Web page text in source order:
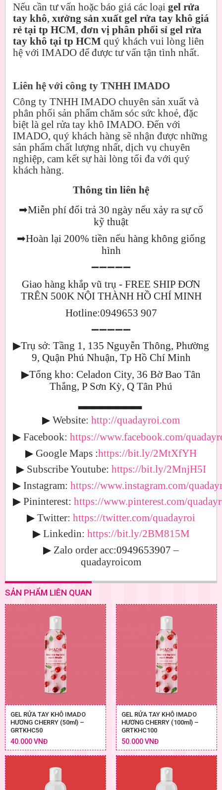
Nếu cần tư vấn hoặc báo giá các loại gel rửa
tay khô, xưởng sản xuất gel rửa tay khô giá
rẻ tại tp HCM, đơn vị phân phối sỉ gel rửa
tay khô tại tp HCM quý khách vui lòng liên
hệ với IMADO để được tư vấn tận tình nhất.
Liên hệ với công ty TNHH IMADO
Công ty TNHH IMADO chuyên sản xuất và
phân phối sản phẩm chăm sóc sức khoẻ, đặc
biệt là gel rửa tay khô IMADO. Đến với
IMADO, quý khách hàng sẽ nhận được những
sản phẩm chất lượng nhất, dịch vụ chuyên
nghiệp, cam kết sự hài lòng tối đa với quý
khách hàng.
Thông tin liên hệ
➡Miễn phí đổi trả 30 ngày nếu xảy ra sự cố
kỹ thuật
➡Hoàn lại 200% tiền nếu hàng không giống
hình
➖➖➖➖➖
Giao hàng khắp vũ trụ - FREE SHIP ĐƠN
TRÊN 500K NỘI THÀNH HỒ CHÍ MINH
Hotline:0949653 907
➖➖➖➖➖
▶Trụ sở: Tầng 1, 135 Nguyễn Thông, Phường
9, Quận Phú Nhuận, Tp Hồ Chí Minh
▶Tổng kho: Celadon City, 36 Bờ Bao Tân
Thắng, P Sơn Kỳ, Q Tân Phú
▂▂▂▂▂▂▂▂
▶ Website: http://quadayroi.com
▶ Facebook: https://www.facebook.com/
▶ Google Maps :https://bit.ly/2MtXfYH
▶ Subscribe Youtube: https://bit.ly/2MnjH5I
▶ Instagram: https://www.instagram.com/
▶ Pininterest: https://www.pinterest.com/
▶ Twitter: https://twitter.com/quadayroi
▶ Linkedin: https://bit.ly/2BM815M
▶ Zalo order acc:0949653907–
quadayroicom
SẢN PHẨM LIÊN QUAN
GEL RỬA TAY KHÔ IMADO
HƯƠNG CHERRY (50ml) –
GRTKHC50
40.000 VNĐ
GEL RỬA TAY KHÔ IMADO
HƯƠNG CHERRY (100ml) –
GRTKHC100
50.000 VNĐ